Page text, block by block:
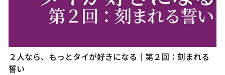
２人なら、もっとタイが好きになる｜第２回：刻まれる
誓い